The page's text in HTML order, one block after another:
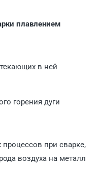
плавлением
в ней
горения дуги
процессов при сварке,
воздуха на металл